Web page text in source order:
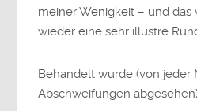
meiner Wenigkeit – und das
wieder eine sehr illustre
Behandelt wurde (von jeder
Abschweifungen